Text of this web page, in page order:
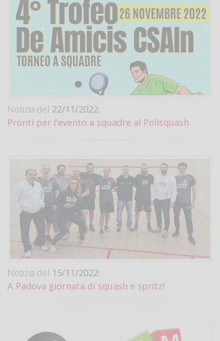
Notizia del 22/11/2022:
Pronti per l'evento a squadre al Polisquash
Notizia del 15/11/2022:
A Padova giornata di squash e spritz!